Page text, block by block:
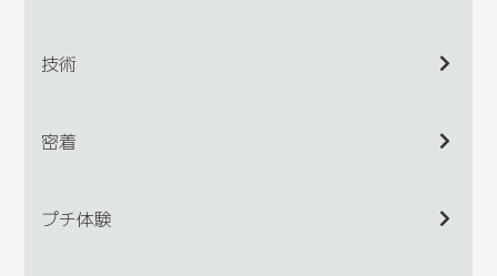
技術
密着
プチ体験